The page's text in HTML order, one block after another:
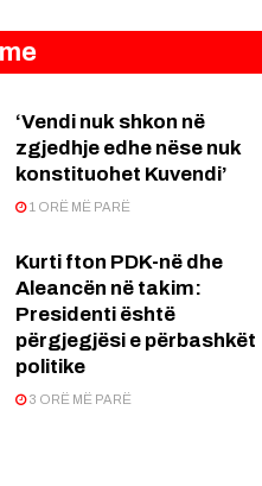
‘Vendi nuk shkon në
zgjedhje edhe nëse nuk
konstituohet Kuvendi’
1 ORË MË PARË
Kurti fton PDK-në dhe
Aleancën në takim:
Presidenti është
përgjegjësi e përbashkët
politike
3 ORË MË PARË